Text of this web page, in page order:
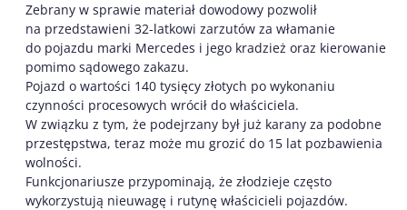
Zebrany w sprawie materiał dowodowy pozwolił
na przedstawieni 32-latkowi zarzutów za włamanie
do pojazdu marki Mercedes i jego kradzież oraz kierowanie
pomimo sądowego zakazu.
Pojazd o wartości 140 tysięcy złotych po wykonaniu
czynności procesowych wrócił do właściciela.
W związku z tym, że podejrzany był już karany za podobne
przestępstwa, teraz może mu grozić do 15 lat pozbawienia
wolności.
Funkcjonariusze przypominają, że złodzieje często
wykorzystują nieuwagę i rutynę właścicieli pojazdów.